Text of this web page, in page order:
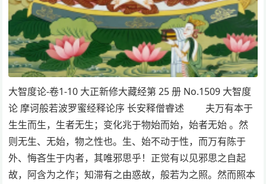
大智度论-卷1-10 大正新修大藏经第 25 册 No.1509 大智度
论 摩诃般若波罗蜜经释论序 长安释僧睿述 夫万有本于
生生而生，生者无生；变化兆于物始而始，始者无始 。然
则无生、无始，物之性也。生、始不动于性，而万有陈于
外、悔吝生于内者，其唯邪思乎！正觉有以见邪思之自起
故，阿含为之作；知滞有之由惑故，般若为之照。然而照本